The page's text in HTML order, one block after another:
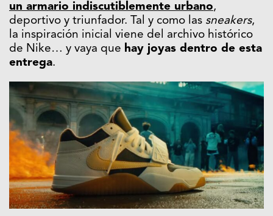
un armario indiscutiblemente urbano,
deportivo y triunfador. Tal y como las sneakers,
la inspiración inicial viene del archivo histórico
de Nike… y vaya que hay joyas dentro de esta
entrega.